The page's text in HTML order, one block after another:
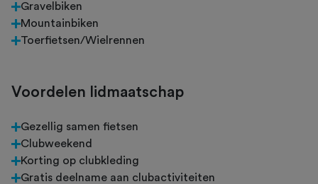
Gravelbiken
Mountainbiken
Toerfietsen/Wielrennen
Voordelen lidmaatschap
Gezellig samen fietsen
Clubweekend
Korting op clubkleding
Gratis deelname aan clubactiviteiten